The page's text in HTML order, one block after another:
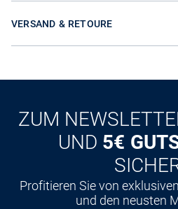
VERSAND & RETOURE
ZUM
UND 5€
Profitieren Sie von
und den neusten